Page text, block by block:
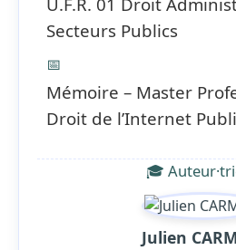
Secteurs Publics
📅
Mémoire – Master
Droit de l’Internet
🎓
Julien